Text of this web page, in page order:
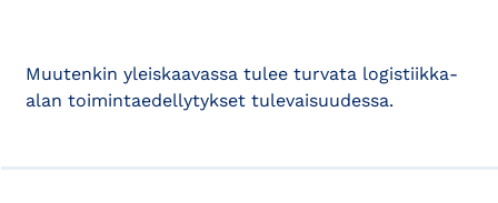
Muutenkin yleiskaavassa tulee turvata logistiikka-
alan toimintaedellytykset tulevaisuudessa.